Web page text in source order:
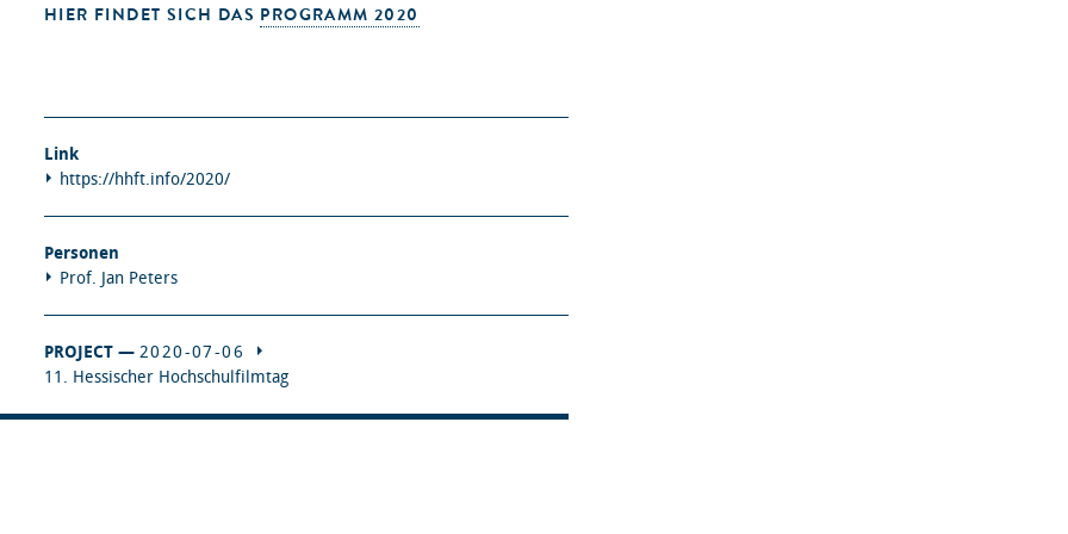
HIER FINDET SICH DAS PROGRAMM 2020
Link
https://hhft.info/2020/
Personen
Prof. Jan Peters
PROJECT — 2020-07-06
11. Hessischer Hochschulfilmtag